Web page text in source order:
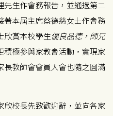
先生作會務報告，並通過第二
著本屆主席蔡德慈女士作會務
欣賞本校學生優良品德，師兄
積極參與家教會活動，實現家
長教師會會員大會也隨之圓滿
校長先致歡迎辭，並向各家